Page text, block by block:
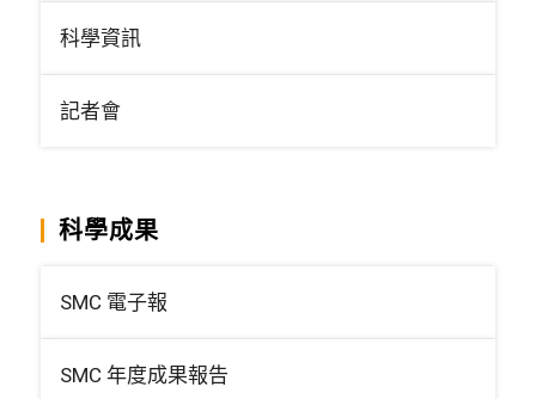
科學資訊
記者會
科學成果
SMC 電子報
SMC 年度成果報告